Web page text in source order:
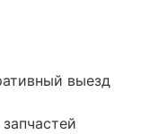
выезд